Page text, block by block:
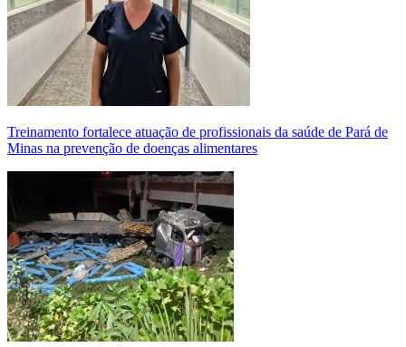
Treinamento fortalece atuação de profissionais da saúde de Pará de
Minas na prevenção de doenças alimentares